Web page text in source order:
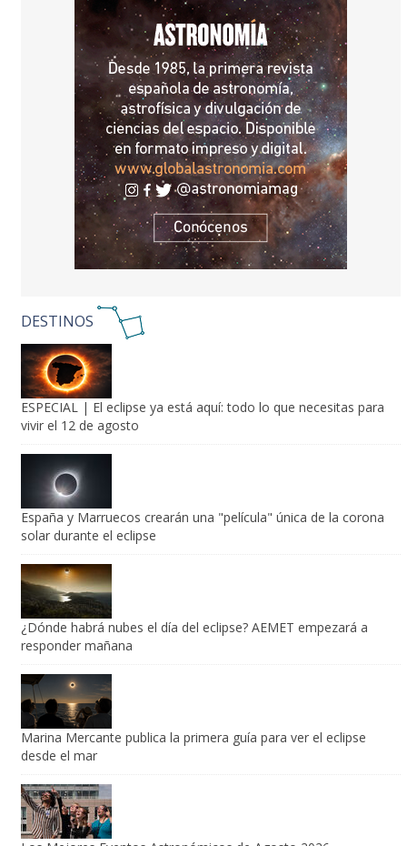
ESPECIAL | El eclipse ya está aquí: todo lo que necesitas para
vivir el 12 de agosto
España y Marruecos crearán una "película" única de la corona
solar durante el eclipse
¿Dónde habrá nubes el día del eclipse? AEMET empezará a
responder mañana
Marina Mercante publica la primera guía para ver el eclipse
desde el mar
Los Mejores Eventos Astronómicos de Agosto 2026